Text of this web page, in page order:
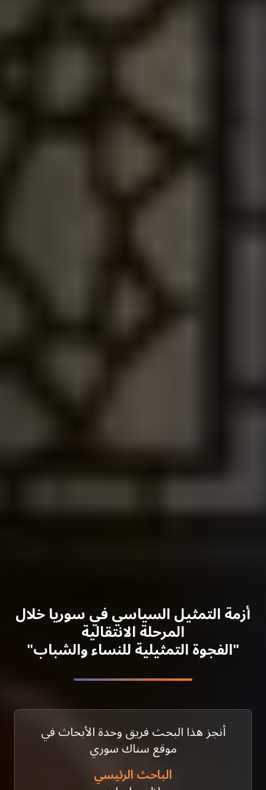
أزمة التمثيل السياسي في سوريا خلال
المرحلة الانتقالية
"الفجوة التمثيلية للنساء والشباب"
أنجز هذا البحث فريق وحدة الأبحاث في
موقع سناك سوري
الباحث الرئيسي